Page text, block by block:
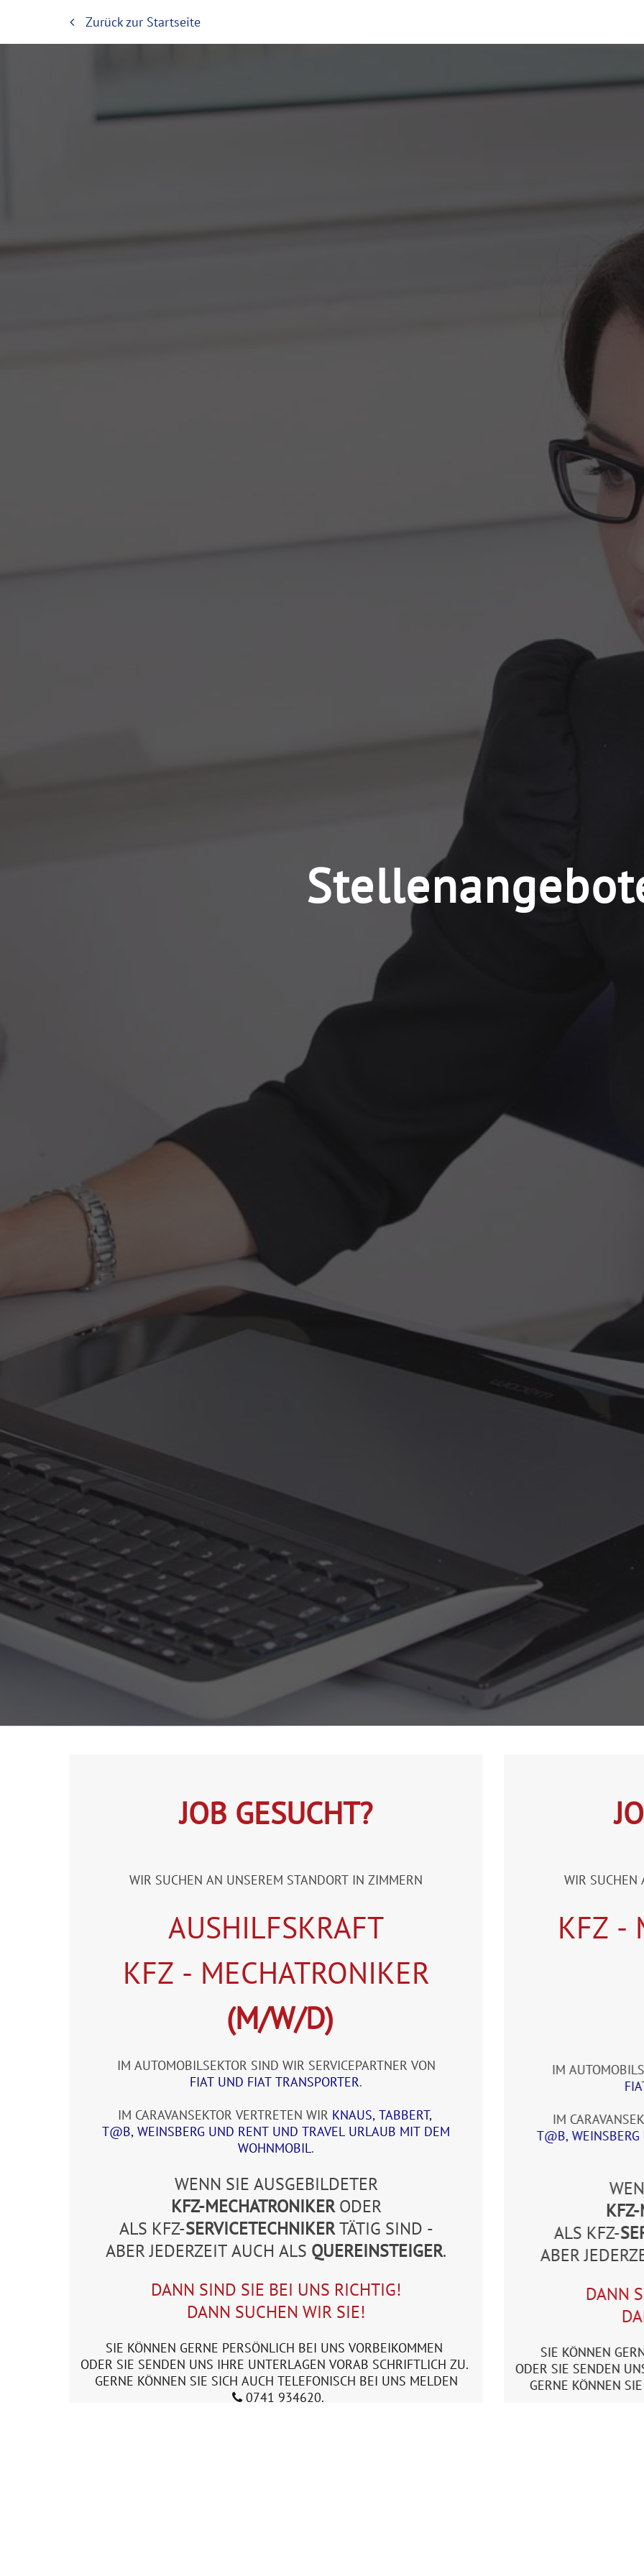
Zurück zur Startseite
JOB GESUCHT?
WIR SUCHEN AN UNSEREM STANDORT IN ZIMMERN
AUSHILFSKRAFT
KFZ - MECHATRONIKER
(M/W/D)
IM AUTOMOBILSEKTOR SIND WIR SERVICEPARTNER VON
FIAT UND FIAT TRANSPORTER.
IM CARAVANSEKTOR VERTRETEN WIR KNAUS, TABBERT,
T@B, WEINSBERG UND RENT UND TRAVEL URLAUB MIT DEM
WOHNMOBIL.
WENN SIE AUSGEBILDETER
KFZ-MECHATRONIKERODER
ALS KFZ-SERVICETECHNIKERTÄTIG SIND -
ABER JEDERZEIT AUCH ALS QUEREINSTEIGER.
DANN SIND SIE BEI UNS RICHTIG!
DANN SUCHEN WIR SIE!
SIE KÖNNEN GERNE PERSÖNLICH BEI UNS VORBEIKOMMEN
ODER SIE SENDEN UNS IHRE UNTERLAGEN VORAB SCHRIFTLICH ZU.
GERNE KÖNNEN SIE SICH AUCH TELEFONISCH BEI UNS MELDEN
0741 934620.
WIR SUCHEN
KFZ -
IM
IM
T@B,
ALS KFZ-
ABER
DANN
SIE KÖNNEN
ODER SIE SENDEN
GERNE KÖNNEN